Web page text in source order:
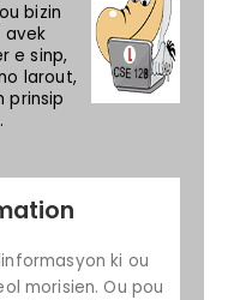
bizin
avek
e sinp,
larout,
prinsip
ki ou
morisien. Ou pou